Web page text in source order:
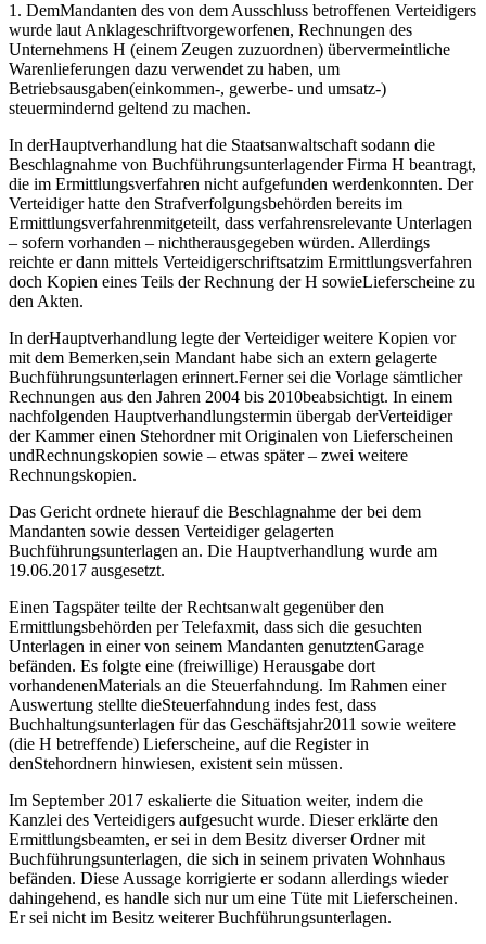
1. DemMandanten des von dem Ausschluss betroffenen Verteidigers
wurde laut Anklageschriftvorgeworfenen, Rechnungen des
Unternehmens H (einem Zeugen zuzuordnen) übervermeintliche
Warenlieferungen dazu verwendet zu haben, um
Betriebsausgaben(einkommen-, gewerbe- und umsatz-)
steuermindernd geltend zu machen.
In derHauptverhandlung hat die Staatsanwaltschaft sodann die
Beschlagnahme von Buchführungsunterlagender Firma H beantragt,
die im Ermittlungsverfahren nicht aufgefunden werdenkonnten. Der
Verteidiger hatte den Strafverfolgungsbehörden bereits im
Ermittlungsverfahrenmitgeteilt, dass verfahrensrelevante Unterlagen
– sofern vorhanden – nichtherausgegeben würden. Allerdings
reichte er dann mittels Verteidigerschriftsatzim Ermittlungsverfahren
doch Kopien eines Teils der Rechnung der H sowieLieferscheine zu
den Akten.
In derHauptverhandlung legte der Verteidiger weitere Kopien vor
mit dem Bemerken,sein Mandant habe sich an extern gelagerte
Buchführungsunterlagen erinnert.Ferner sei die Vorlage sämtlicher
Rechnungen aus den Jahren 2004 bis 2010beabsichtigt. In einem
nachfolgenden Hauptverhandlungstermin übergab derVerteidiger
der Kammer einen Stehordner mit Originalen von Lieferscheinen
undRechnungskopien sowie – etwas später – zwei weitere
Rechnungskopien.
Das Gericht ordnete hierauf die Beschlagnahme der bei dem
Mandanten sowie dessen Verteidiger gelagerten
Buchführungsunterlagen an. Die Hauptverhandlung wurde am
19.06.2017 ausgesetzt.
Einen Tagspäter teilte der Rechtsanwalt gegenüber den
Ermittlungsbehörden per Telefaxmit, dass sich die gesuchten
Unterlagen in einer von seinem Mandanten genutztenGarage
befänden. Es folgte eine (freiwillige) Herausgabe dort
vorhandenenMaterials an die Steuerfahndung. Im Rahmen einer
Auswertung stellte dieSteuerfahndung indes fest, dass
Buchhaltungsunterlagen für das Geschäftsjahr2011 sowie weitere
(die H betreffende) Lieferscheine, auf die Register in
denStehordnern hinwiesen, existent sein müssen.
Im September 2017 eskalierte die Situation weiter, indem die
Kanzlei des Verteidigers aufgesucht wurde. Dieser erklärte den
Ermittlungsbeamten, er sei in dem Besitz diverser Ordner mit
Buchführungsunterlagen, die sich in seinem privaten Wohnhaus
befänden. Diese Aussage korrigierte er sodann allerdings wieder
dahingehend, es handle sich nur um eine Tüte mit Lieferscheinen.
Er sei nicht im Besitz weiterer Buchführungsunterlagen.